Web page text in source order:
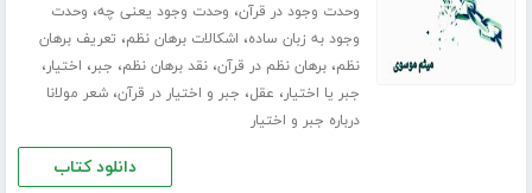
وحدت وجود در قرآن، وحدت وجود یعنی چه، وحدت
وجود به زبان ساده، اشکالات برهان نظم، تعریف برهان
نظم،برهان نظم در قرآن،نقد برهان نظم، جبر، اختیار،
جبر یا اختیار، عقل، جبر و اختیار در قرآن،شعر مولانا
درباره جبر و اختیار
دانلود کتاب